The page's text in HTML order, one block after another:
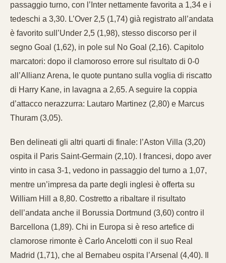
passaggio turno, con l’Inter nettamente favorita a 1,34 e i
tedeschi a 3,30. L’Over 2,5 (1,74) già registrato all’andata
è favorito sull’Under 2,5 (1,98), stesso discorso per il
segno Goal (1,62), in pole sul No Goal (2,16). Capitolo
marcatori: dopo il clamoroso errore sul risultato di 0-0
all’Allianz Arena, le quote puntano sulla voglia di riscatto
di Harry Kane, in lavagna a 2,65. A seguire la coppia
d’attacco nerazzurra: Lautaro Martinez (2,80) e Marcus
Thuram (3,05).
Ben delineati gli altri quarti di finale: l’Aston Villa (3,20)
ospita il Paris Saint-Germain (2,10). I francesi, dopo aver
vinto in casa 3-1, vedono in passaggio del turno a 1,07,
mentre un’impresa da parte degli inglesi è offerta su
William Hill a 8,80. Costretto a ribaltare il risultato
dell’andata anche il Borussia Dortmund (3,60) contro il
Barcellona (1,89). Chi in Europa si è reso artefice di
clamorose rimonte è Carlo Ancelotti con il suo Real
Madrid (1,71), che al Bernabeu ospita l’Arsenal (4,40). Il